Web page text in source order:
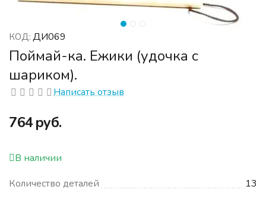
КОД: ДИ069
Поймай-ка. Ежики (удочка с
шариком).
Написать отзыв
‍764‍руб.
В наличии
Количество деталей
13